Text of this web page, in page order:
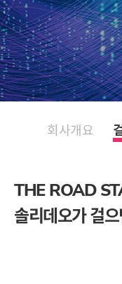
회사개요
THE ROAD
솔리데오가 걸